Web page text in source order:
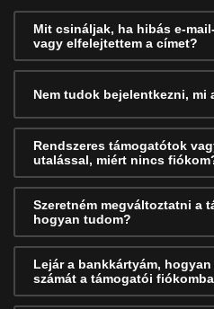
Mit csináljak, ha hibás e-
vagy elfelejtettem a címet?
Nem tudok bejelentkezni, mi
Rendszeres támogatótok
utalással, miért nincs
Szeretném megváltoztatni a
hogyan tudom?
Lejár a bankkártyám,
számát a támogatói